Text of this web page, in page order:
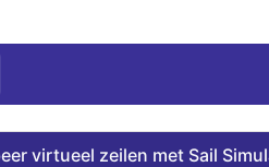
virtueel zeilen met Sail